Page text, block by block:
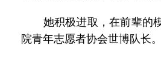
她积极进取，在前辈的模
院青年志愿者协会世博队长。